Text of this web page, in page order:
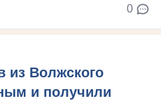
0
из Волжского
и получили